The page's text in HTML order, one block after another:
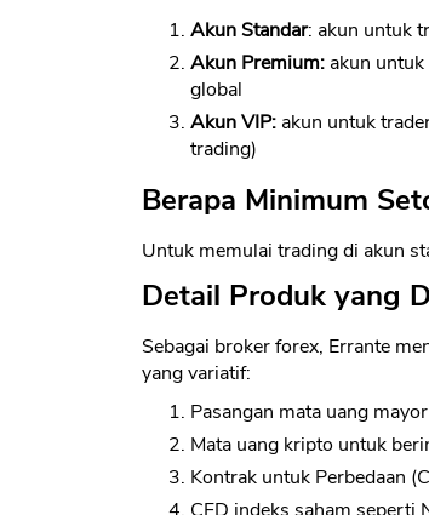
Akun Standar: akun untuk
Akun Premium: akun
global
Akun VIP: akun untuk
trading)
Berapa Minimum
Untuk memulai trading di akun
Detail Produk yang
Sebagai broker forex, Errante
yang variatif:
Pasangan mata uang
Mata uang kripto untuk
Kontrak untuk Perbedaan